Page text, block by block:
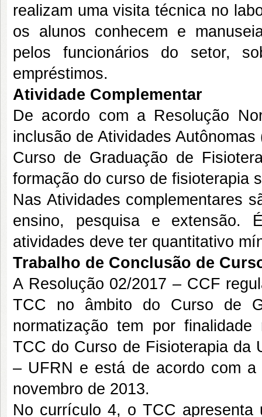
realizam uma visita técnica no
os alunos conhecem e
pelos funcionários do setor,
empréstimos.
Atividade Complementar
De acordo com a Resolução
inclusão de Atividades
Curso de Graduação de
formação do curso de fisioterapia
Nas Atividades complementares
ensino, pesquisa e extensão.
atividades deve ter quantitativo
Trabalho de Conclusão de
A Resolução 02/2017 – CCF
TCC no âmbito do Curso de
normatização tem por
TCC do Curso de Fisioterapia da
– UFRN e está de acordo com a
novembro de 2013.
No currículo 4, o TCC